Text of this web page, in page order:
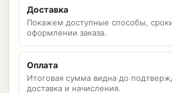
Доставка
Покажем доступные способы,
оформлении заказа.
Оплата
Итоговая сумма видна до
доставка и начисления.